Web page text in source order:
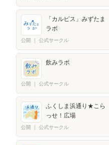
「カルピス」みずたま
ラボ
公開 公式サークル
飲みラボ
公開 公式サークル
ふくしま浜通り★こら
っせ！広場
公開 公式サークル